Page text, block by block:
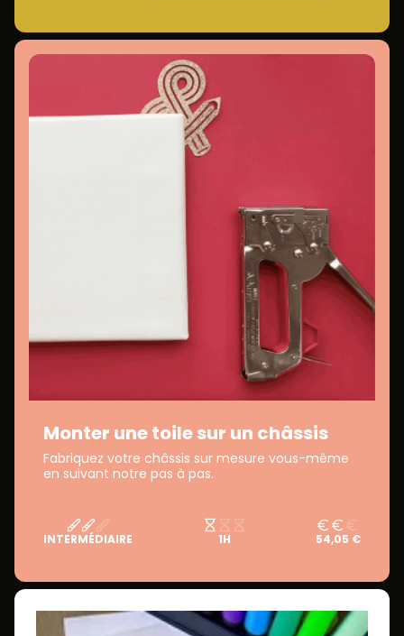
Monter une toile sur un châssis
Fabriquez votre châssis sur mesure vous-même
en suivant notre pas à pas.
INTERMÉDIAIRE 1H 54,05 €